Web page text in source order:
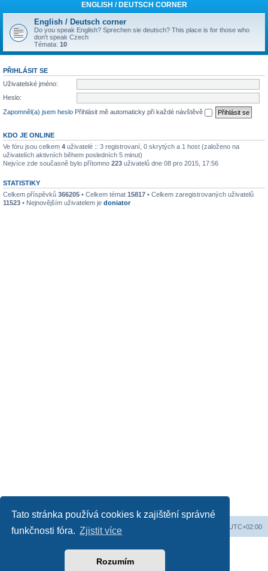
Tato stránka používá cookies k zajištění správné
funkčnosti fóra. Zjistit více
Rozumím
ENGLISH / DEUTSCH CORNER
English / Deutsch corner
Do you speak English? Sprechen sie deutsch? This place is for those who
don't speak Czech
Témata: 10
PŘIHLÁSIT SE
Uživatelské jméno:
Heslo:
Zapomněl(a) jsem heslo Přihlásit mě automaticky při každé návštěvě
KDO JE ONLINE
Ve fóru jsou celkem 4 uživatelé :: 3 registrovaní, 0 skrytých a 1 host (založeno na
uživatelích aktivních během posledních 5 minut)
Nejvíce zde současně bylo přítomno 223 uživatelů dne 08 pro 2015, 17:56
STATISTIKY
Celkem příspěvků 366205 • Celkem témat 15817 • Celkem zaregistrovaných uživatelů
11523 • Nejnovějším uživatelem je doniator
Web Obsah fóra UTC+02:00
Český překlad –